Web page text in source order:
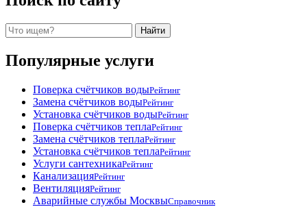
Поиск Найти
Популярные услуги
Поверка счётчиков водыРейтинг
Замена счётчиков водыРейтинг
Установка счётчиков водыРейтинг
Поверка счётчиков теплаРейтинг
Замена счётчиков теплаРейтинг
Установка счётчиков теплаРейтинг
Услуги сантехникаРейтинг
КанализацияРейтинг
ВентиляцияРейтинг
Аварийные службы МосквыСправочник